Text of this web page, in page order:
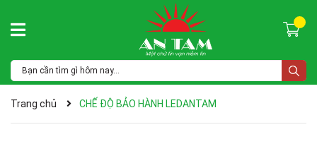
Trang chủ CHẾ ĐỘ BẢO HÀNH LEDANTAM